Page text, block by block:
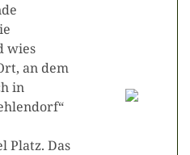
wies
an dem
in
Platz. Das